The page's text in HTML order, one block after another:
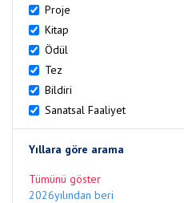
Proje
Kitap
Ödül
Tez
Bildiri
Sanatsal Faaliyet
Yıllara göre arama
Tümünü göster
2026yılından beri